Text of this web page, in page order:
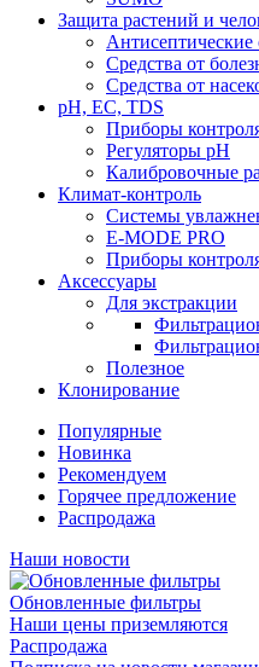
Защита растений и
Антисептические
Средства от
Средства от
pH, EC, TDS
Приборы
Регуляторы pH
Калибровочные
Климат-контроль
Системы
E-MODE PRO
Приборы
Аксессуары
Для экстракции
Полезное
Клонирование
Популярные
Новинка
Рекомендуем
Горячее предложение
Распродажа
Наши новости
Обновленные фильтры
Наши цены приземляются
Распродажа